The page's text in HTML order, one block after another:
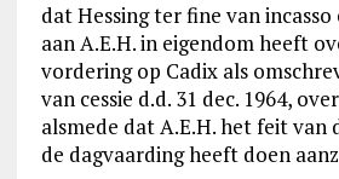
dat Hessing ter fine van
aan A.E.H. in eigendom heeft
vordering op Cadix als
van cessie d.d. 31 dec. 1964,
alsmede dat A.E.H. het feit van
de dagvaarding heeft doen